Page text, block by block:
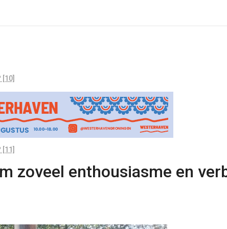
zoveel enthousiasme en